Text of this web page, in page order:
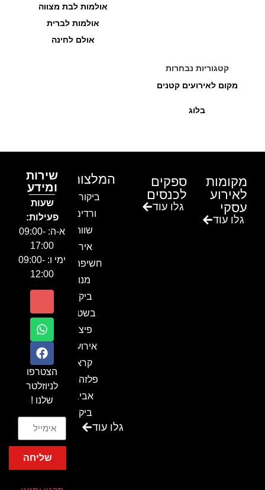
אולמות לבת מצווה
אולמות לברית
אולם לחינה
קטגוריות נבחרות
מקום לאירועים קטנים
בלוג
מקומות
לאירוע
עסקי
גלו עוד
ספקים
לכנסים
גלו עוד
המלצות
ביקור בגן
ורדים –
שווה!!
אירוע
חשיפה- זיו
מנור
ביקור
בשטח-
פיצ'ר
אירועים
קראון
פלזה תל
אביב-
ביקור
בכנסגלו עוד
שירות
ומידע
שעות
פעילות:
א-ה: 09:00-
17:00
ימי ו: 09:00-
12:00
הצטרפו
לניוזלטר
שלנו !
שליחה